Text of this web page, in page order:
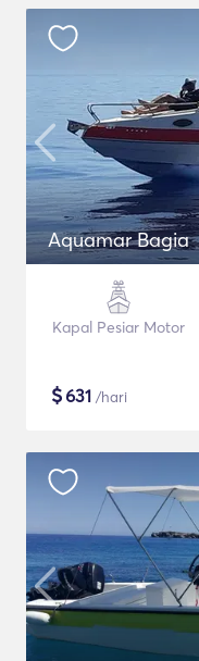
Aquamar Bagia
Kapal Pesiar Motor
$631 /hari